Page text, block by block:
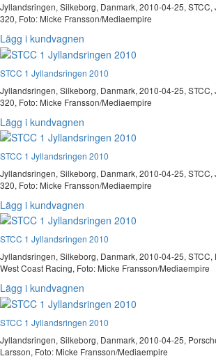
Jyllandsringen, Silkeborg, Danmark, 2010-04-25, STCC,
320, Foto: Micke Fransson/Mediaempire
Lägg i kundvagnen
STCC 1 Jyllandsringen 2010
Jyllandsringen, Silkeborg, Danmark, 2010-04-25, STCC,
320, Foto: Micke Fransson/Mediaempire
Lägg i kundvagnen
STCC 1 Jyllandsringen 2010
Jyllandsringen, Silkeborg, Danmark, 2010-04-25, STCC,
320, Foto: Micke Fransson/Mediaempire
Lägg i kundvagnen
STCC 1 Jyllandsringen 2010
Jyllandsringen, Silkeborg, Danmark, 2010-04-25,
West Coast Racing, Foto: Micke Fransson/Mediaempire
Lägg i kundvagnen
STCC 1 Jyllandsringen 2010
Jyllandsringen, Silkeborg, Danmark, 2010-04-25,
Larsson, Foto: Micke Fransson/Mediaempire